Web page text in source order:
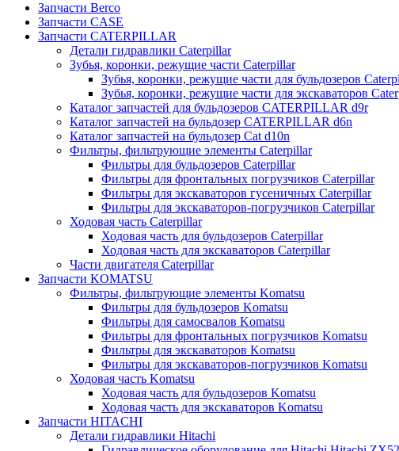
Запчасти Berco
Запчасти CASE
Запчасти CATERPILLAR
Детали гидравлики Caterpillar
Зубья, коронки, режущие части Caterpillar
Зубья, коронки, режущие части для бульдозеров
Зубья, коронки, режущие части для экскаваторов
Каталог запчастей для бульдозеров CATERPILLAR d9r
Каталог запчастей на бульдозер CATERPILLAR d6n
Каталог запчастей на бульдозер Сat d10n
Фильтры, фильтрующие элементы Caterpillar
Фильтры для бульдозеров Caterpillar
Фильтры для фронтальных погрузчиков Caterpillar
Фильтры для экскаваторов гусеничных Caterpillar
Фильтры для экскаваторов-погрузчиков Caterpillar
Ходовая часть Caterpillar
Ходовая часть для бульдозеров Caterpillar
Ходовая часть для экскаваторов Caterpillar
Части двигателя Caterpillar
Запчасти KOMATSU
Фильтры, фильтрующие элементы Komatsu
Фильтры для бульдозеров Komatsu
Фильтры для самосвалов Komatsu
Фильтры для фронтальных погрузчиков Komatsu
Фильтры для экскаваторов Komatsu
Фильтры для экскаваторов-погрузчиков Komatsu
Ходовая часть Komatsu
Ходовая часть для бульдозеров Komatsu
Ходовая часть для экскаваторов Komatsu
Запчасти HITACHI
Детали гидравлики Hitachi